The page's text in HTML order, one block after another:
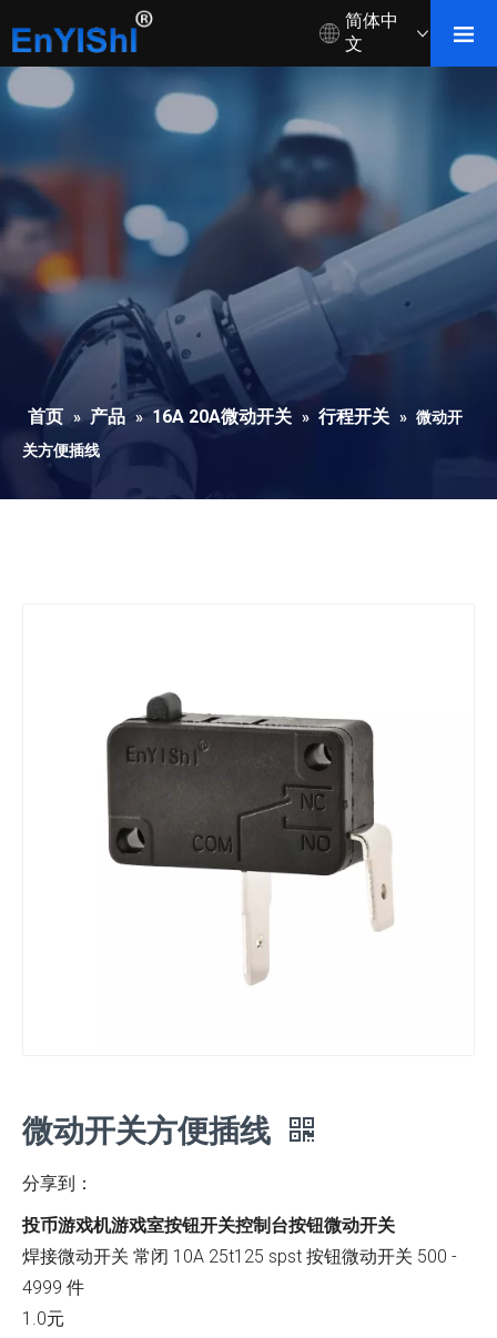
简体中
文
首页 » 产品 » 16A 20A微动开关 » 行程开关 » 微动开
关方便插线
微动开关方便插线
分享到：
投币游戏机游戏室按钮开关控制台按钮微动开关
焊接微动开关 常闭 10A 25t125 spst 按钮微动开关 500 -
4999 件
1.0元